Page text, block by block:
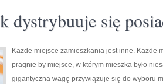
dystrybuuje się
Każde miejsce zamieszkania jest inne. Każde
pragnie by miejsce, w którym mieszka było
gigantyczna wagę przywiązuje się do wyboru